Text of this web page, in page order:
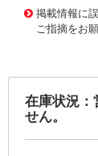
掲載情報に
ご指摘をお
在庫状況：
せん。